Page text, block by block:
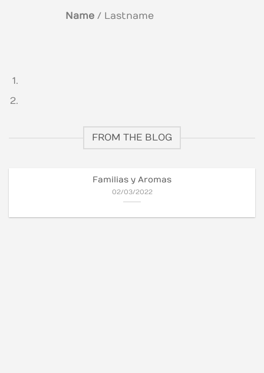
Name / Lastname
FROM THE BLOG
Familias y Aromas
02/03/2022